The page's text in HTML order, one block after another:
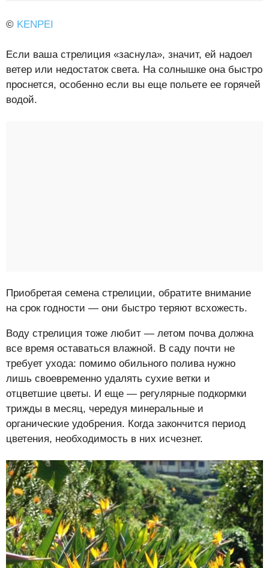
© KENPEI
Если ваша стрелиция «заснула», значит, ей надоел
ветер или недостаток света. На солнышке она быстро
проснется, особенно если вы еще польете ее горячей
водой.
Приобретая семена стрелиции, обратите внимание
на срок годности — они быстро теряют всхожесть.
Воду стрелиция тоже любит — летом почва должна
все время оставаться влажной. В саду почти не
требует ухода: помимо обильного полива нужно
лишь своевременно удалять сухие ветки и
отцветшие цветы. И еще — регулярные подкормки
трижды в месяц, чередуя минеральные и
органические удобрения. Когда закончится период
цветения, необходимость в них исчезнет.